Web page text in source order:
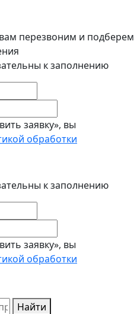
перезвоним и подберем
к заполнению
заявку», вы
обработки
к заполнению
заявку», вы
обработки
Найти